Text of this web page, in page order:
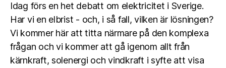
Idag förs en het debatt om elektricitet i Sverige.
Har vi en elbrist - och, i så fall, vilken är lösningen?
Vi kommer här att titta närmare på den komplexa
frågan och vi kommer att gå igenom allt från
kärnkraft, solenergi och vindkraft i syfte att visa